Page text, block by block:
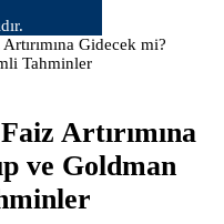
Gidecek mi?
Tahminler
Artırımına
ve Goldman